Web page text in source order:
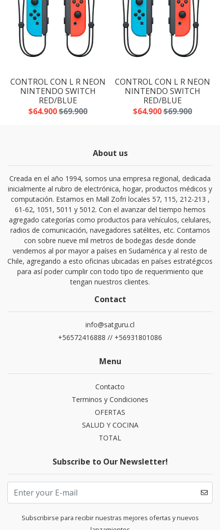
CONTROL CON L R NEON
NINTENDO SWITCH
RED/BLUE
$64.900$69.900
CONTROL CON L R NEON
NINTENDO SWITCH
RED/BLUE
$64.900$69.900
About us
Creada en el año 1994, somos una empresa regional, dedicada
inicialmente al rubro de electrónica, hogar, productos médicos y
computación. Estamos en Mall Zofri locales 57, 115, 212-213 ,
61-62, 1051, 5011 y 5012. Con el avanzar del tiempo hemos
agregado categorías como productos para vehículos, celulares,
radios de comunicación, navegadores satélites, etc. Contamos
con sobre nueve mil metros de bodegas desde donde
vendemos al por mayor a países en Sudamérica y al resto de
Chile, agregando a esto oficinas ubicadas en países estratégicos
para así poder cumplir con todo tipo de requerimiento que
tengan nuestros clientes.
Contact
info@satguru.cl
+56572416888 // +56931801086
Menu
Contacto
Terminos y Condiciones
OFERTAS
SALUD Y COCINA
TOTAL
Subscribe to Our Newsletter!
Subscribirse para recibir nuestras mejores ofertas y nuevos